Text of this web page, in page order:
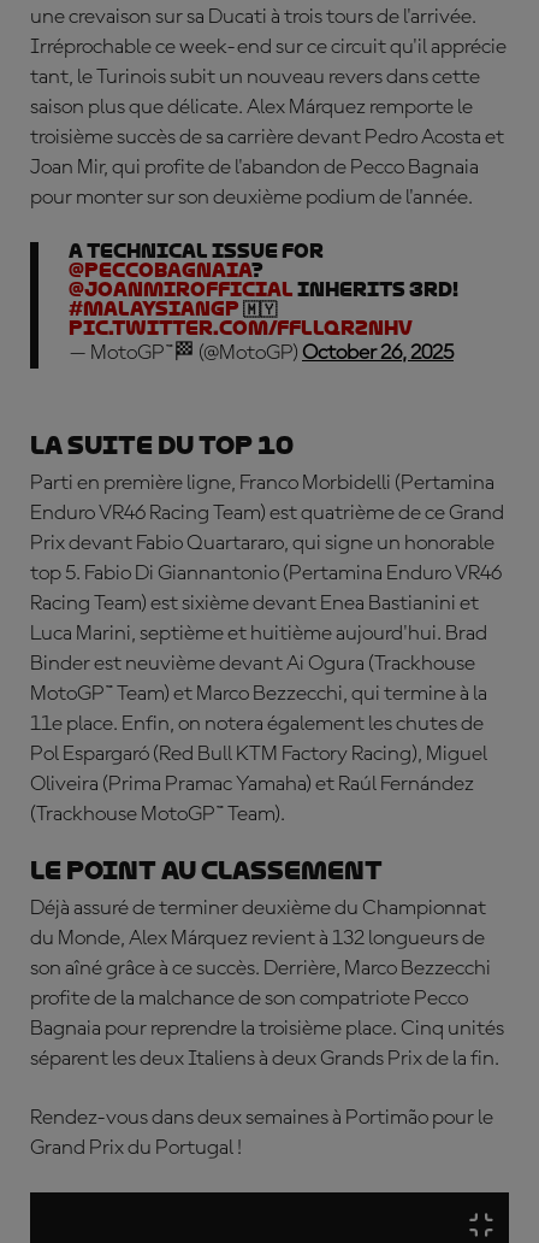
une crevaison sur sa Ducati à trois tours de l'arrivée.
Irréprochable ce week-end sur ce circuit qu'il apprécie
tant, le Turinois subit un nouveau revers dans cette
saison plus que délicate. Alex Márquez remporte le
troisième succès de sa carrière devant Pedro Acosta et
Joan Mir, qui profite de l'abandon de Pecco Bagnaia
pour monter sur son deuxième podium de l'année.
A technical issue for
@PeccoBagnaia?
@JoanMirOfficial inherits 3rd!
#MalaysianGP 🇲🇾
pic.twitter.com/fflLQRznhv
— MotoGP™🏁 (@MotoGP) October 26, 2025
La suite du top 10
Parti en première ligne, Franco Morbidelli (Pertamina
Enduro VR46 Racing Team) est quatrième de ce Grand
Prix devant Fabio Quartararo, qui signe un honorable
top 5. Fabio Di Giannantonio (Pertamina Enduro VR46
Racing Team) est sixième devant Enea Bastianini et
Luca Marini, septième et huitième aujourd'hui. Brad
Binder est neuvième devantAi Ogura (Trackhouse
MotoGP™ Team) et Marco Bezzecchi, qui termine à la
11e place. Enfin, on notera également les chutes de
Pol Espargaró (Red Bull KTM Factory Racing), Miguel
Oliveira (Prima Pramac Yamaha) et Raúl Fernández
(Trackhouse MotoGP™ Team).
Le point au classement
Déjà assuré de terminer deuxième du Championnat
du Monde, Alex Márquez revient à 132 longueurs de
son aîné grâce à ce succès. Derrière, Marco Bezzecchi
profite de la malchance de son compatriote Pecco
Bagnaia pour reprendre la troisième place. Cinq unités
séparent les deux Italiens à deux Grands Prix de la fin.
Rendez-vous dans deux semaines à Portimão pour le
Grand Prix du Portugal !